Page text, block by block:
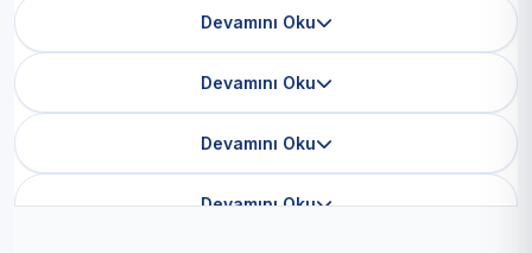
Devamını Oku
Devamını Oku
Devamını Oku
Devamını Oku